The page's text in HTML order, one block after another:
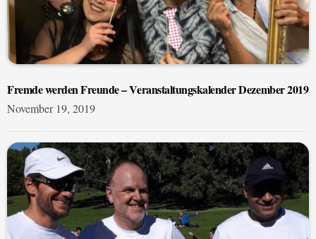
Fremde werden Freunde – Veranstaltungskalender Dezember 2019
November 19, 2019